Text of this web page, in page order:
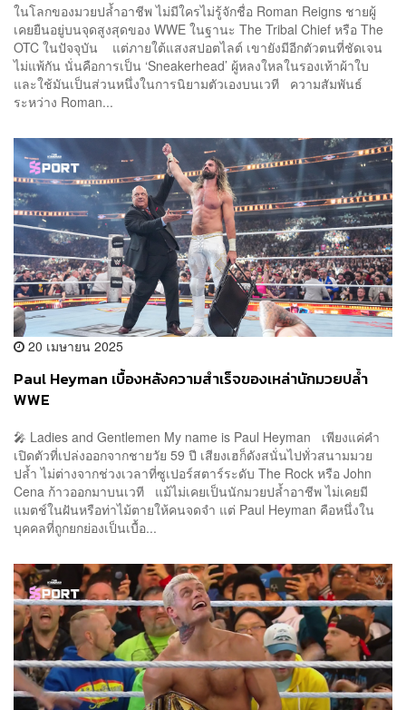
ในโลกของมวยปล้ำอาชีพ ไม่มีใครไม่รู้จักชื่อ Roman Reigns ชายผู้
เคยยืนอยู่บนจุดสูงสุดของ WWE ในฐานะ The Tribal Chief หรือ The
OTC ในปัจจุบัน แต่ภายใต้แสงสปอตไลต์ เขายังมีอีกตัวตนที่ชัดเจน
ไม่แพ้กัน นั่นคือการเป็น ‘Sneakerhead’ ผู้หลงใหลในรองเท้าผ้าใบ
และใช้มันเป็นส่วนหนึ่งในการนิยามตัวเองบนเวที ความสัมพันธ์
ระหว่าง Roman...
20 เมษายน 2025
Paul Heyman เบื้องหลังความสำเร็จของเหล่านักมวยปล้ำ
WWE
🎤 Ladies and Gentlemen My name is Paul Heyman เพียงแค่คำ
เปิดตัวที่เปล่งออกจากชายวัย 59 ปี เสียงเฮก็ดังสนั่นไปทั่วสนามมวย
ปล้ำ ไม่ต่างจากช่วงเวลาที่ซูเปอร์สตาร์ระดับ The Rock หรือ John
Cena ก้าวออกมาบนเวที แม้ไม่เคยเป็นนักมวยปล้ำอาชีพ ไม่เคยมี
แมตช์ในฝันหรือท่าไม้ตายให้คนจดจำ แต่ Paul Heyman คือหนึ่งใน
บุคคลที่ถูกยกย่องเป็นเบื้อ...